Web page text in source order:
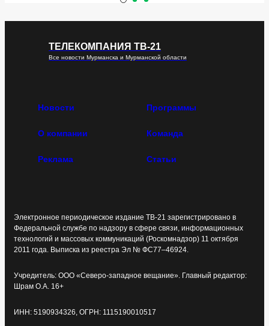
ТЕЛЕКОМПАНИЯ ТВ-21
Все новости Мурманска и Мурманской области
Новости Программы
О компании Команда
Реклама Статьи
Электронное периодическое издание ТВ-21 зарегистрировано в
Федеральной службе по надзору в сфере связи, информационных
технологий и массовых коммуникаций (Роскомнадзор) 11 октября
2011 года. Выписка из реестра Эл № ФС77–46924.
Учредитель: ООО «Северо-западное вещание». Главный редактор:
Шрам О.А. 16+
ИНН: 5190934326, ОГРН: 1115190010517